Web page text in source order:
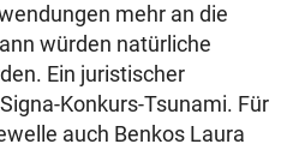
mehr an die
würden natürliche
Ein juristischer
Konkurs-Tsunami. Für
auch Benkos Laura